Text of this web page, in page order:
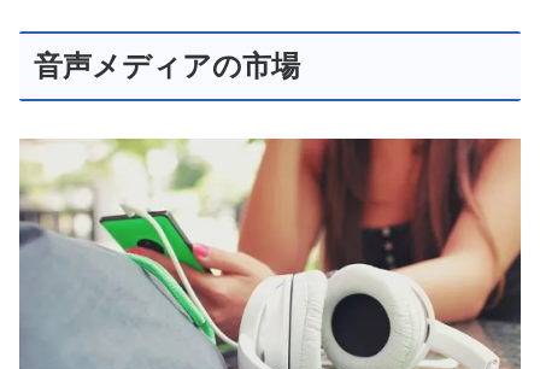
音声メディアの市場